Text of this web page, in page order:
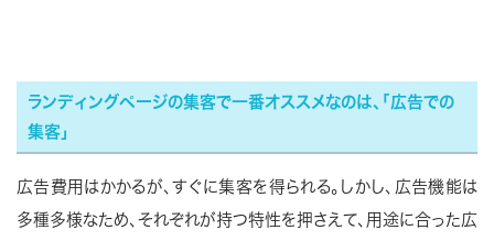
ランディングページの集客で一番オススメなのは、「広告での
集客」
広告費用はかかるが、すぐに集客を得られる。しかし、広告機能は
多種多様なため、それぞれが持つ特性を押さえて、用途に合った広